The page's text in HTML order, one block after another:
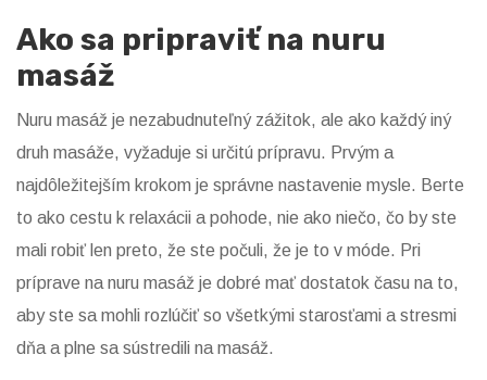
Ako sa pripraviť na nuru
masáž
Nuru masáž je nezabudnuteľný zážitok, ale ako každý iný
druh masáže, vyžaduje si určitú prípravu. Prvým a
najdôležitejším krokom je správne nastavenie mysle. Berte
to ako cestu k relaxácii a pohode, nie ako niečo, čo by ste
mali robiť len preto, že ste počuli, že je to v móde. Pri
príprave na nuru masáž je dobré mať dostatok času na to,
aby ste sa mohli rozlúčiť so všetkými starosťami a stresmi
dňa a plne sa sústredili na masáž.